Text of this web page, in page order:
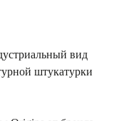
вид
штукатурки